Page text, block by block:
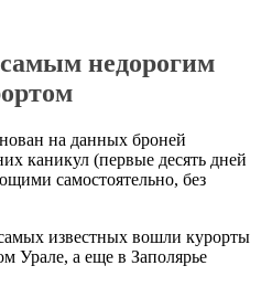
недорогим
на данных броней
каникул (первые десять дней
самостоятельно, без
известных вошли курорты
Урале, а еще в Заполярье